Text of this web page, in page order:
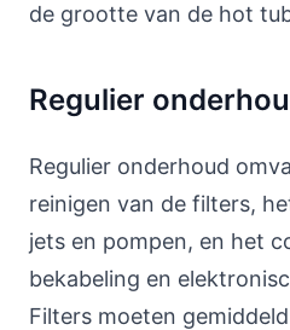
de grootte van de hot
Regulier
Regulier onderhoud
reinigen van de filters,
jets en pompen, en het
bekabeling en
Filters moeten